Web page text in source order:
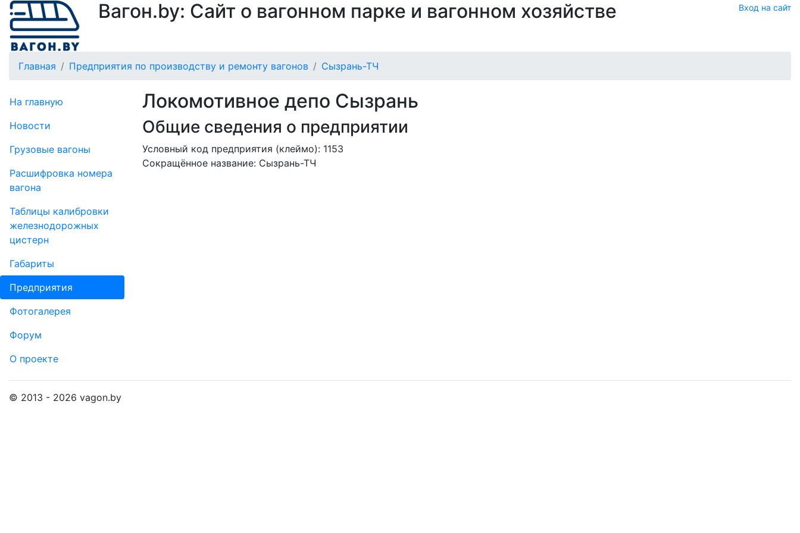
Вагон.by: Сайт о вагонном парке и вагонном хозяйстве Вход на сайт
Главная Предприятия по производству и ремонту вагонов Сызрань-ТЧ
На главную
Новости
Грузовые вагоны
Рас­шифров­ка номера
вагона
Таблицы калибровки
же­лезно­дорожных
цистерн
Габариты
Пред­прия­тия
Фо­то­га­ле­рея
Форум
О проекте
Локомотивное депо Сызрань
Общие сведения о предприятии
Условный код предприятия (клеймо): 1153
Сокращённое название: Сызрань-ТЧ
© 2013 - 2026 vagon.by